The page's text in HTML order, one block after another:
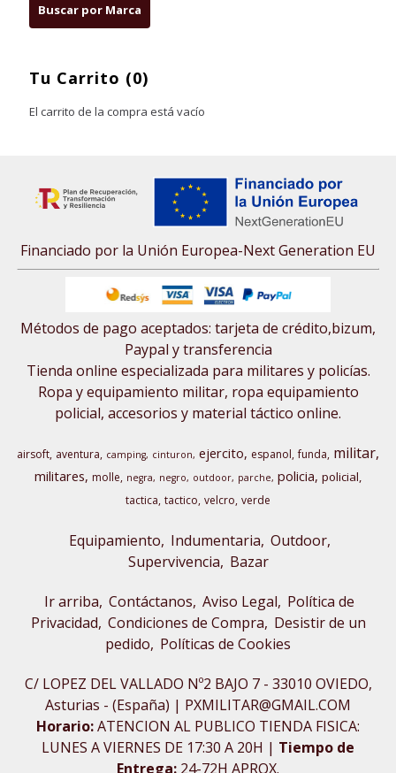
Tu Carrito (0)
El carrito de la compra está vacío
Financiado por la Unión Europea-Next Generation EU
Métodos de pago aceptados: tarjeta de crédito,bizum,
Paypal y transferencia
Tienda online especializada para militares y policías.
Ropa y equipamiento militar, ropa equipamiento
policial, accesorios y material táctico online.
airsoft aventura camping cinturon ejercito espanol funda militar
militares molle negra negro outdoor parche policia policial
tactica tactico velcro verde
Equipamiento Indumentaria Outdoor,
Supervivencia Bazar
Ir arriba Contáctanos Aviso Legal Política de
Privacidad Condiciones de Compra Desistir de un
pedido Políticas de Cookies
C/ LOPEZ DEL VALLADO Nº2 BAJO 7 - 33010 OVIEDO,
Asturias - (España) | PXMILITAR@GMAIL.COM
Horario:ATENCION AL PUBLICO TIENDA FISICA:
LUNES A VIERNES DE 17:30 A 20H | Tiempo de
Entrega: 24-72H APROX.